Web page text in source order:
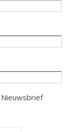
Nieuwsbrief